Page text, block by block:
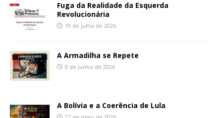
Fuga da Realidade da Esquerda
Revolucionária
19 de julho de 2026
A Armadilha se Repete
8 de junho de 2026
A Bolívia e a Coerência de Lula